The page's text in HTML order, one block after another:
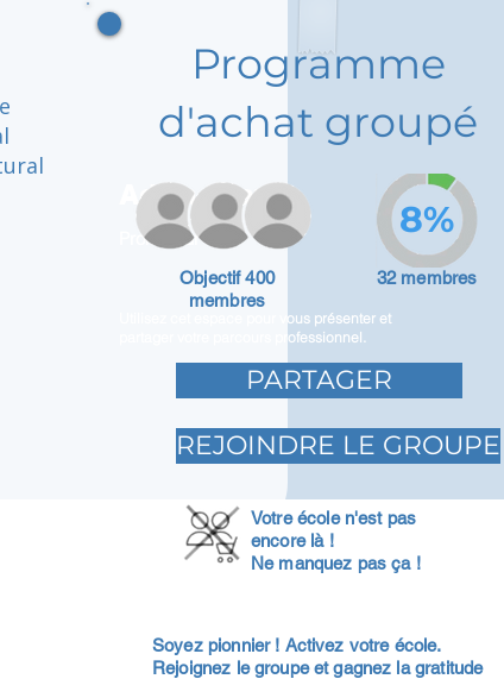
Adam Caar
Promoteur
Utilisez cet espace pour vous présenter et
partager votre parcours professionnel.
Programme
d'achat groupé
Objectif 400
membres
32 membres
8%
PARTAGER
REJOINDRE LE GROUPE
Votre école n'est pas
encore là !
Ne manquez pas ça !
Soyez pionnier ! Activez votre école.
Rejoignez le groupe et gagnez la gratitude